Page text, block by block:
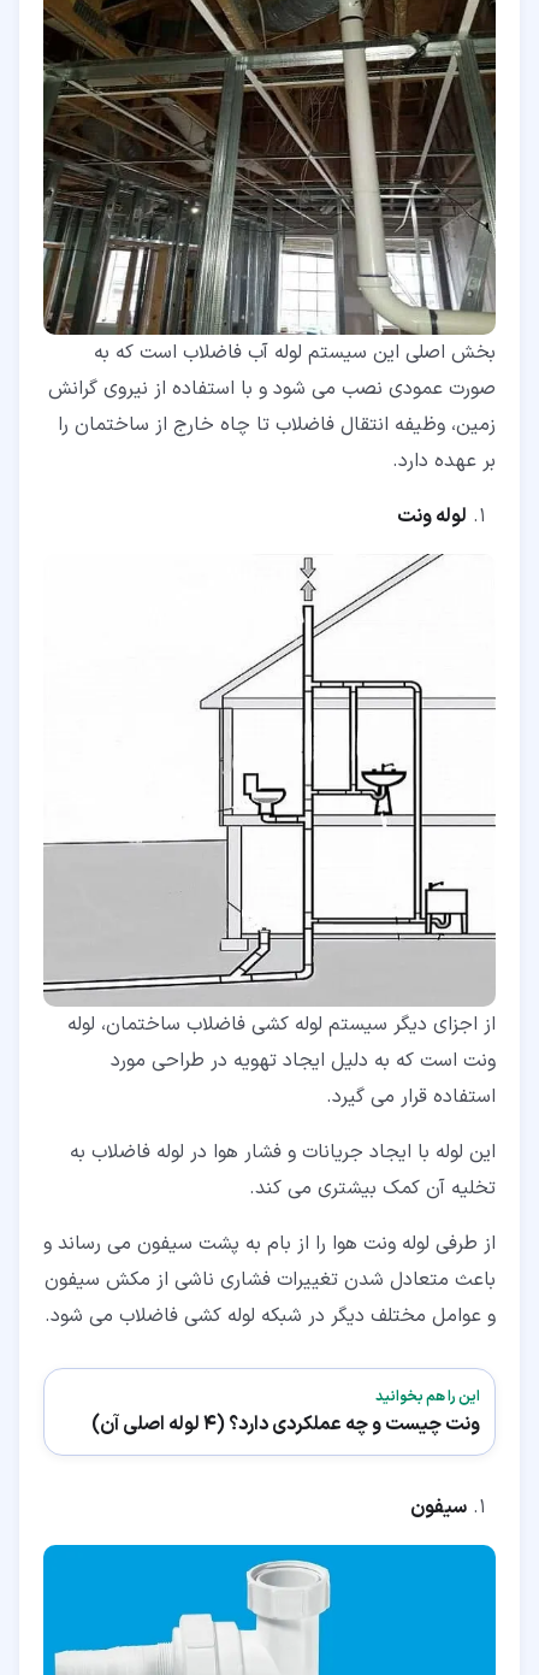
بخش اصلی این سیستم لوله آب فاضلاب است که به
صورت عمودی نصب می شود و با استفاده از نیروی گرانش
زمین، وظیفه انتقال فاضلاب تا چاه خارج از ساختمان را
بر عهده دارد.
لوله ونت
از اجزای دیگر سیستم لوله کشی فاضلاب ساختمان، لوله
ونت است که به دلیل ایجاد تهویه در طراحی مورد
استفاده قرار می گیرد.
این لوله با ایجاد جریانات و فشار هوا در لوله فاضلاب به
تخلیه آن کمک بیشتری می کند.
از طرفی لوله ونت هوا را از بام به پشت سیفون می رساند و
باعث متعادل شدن تغییرات فشاری ناشی از مکش سیفون
و عوامل مختلف دیگر در شبکه لوله کشی فاضلاب می شود.
این را هم بخوانید
ونت چیست و چه عملکردی دارد؟ (4 لوله اصلی آن)
سیفون